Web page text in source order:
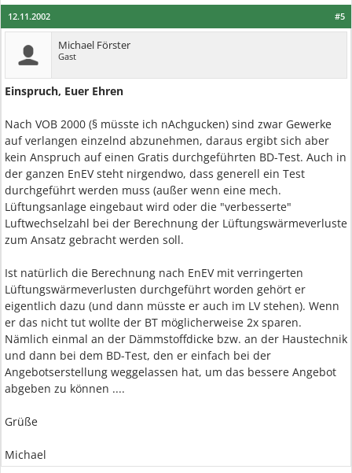
#5
12.11.2002
Michael Förster
Gast
Einspruch, Euer Ehren
Nach VOB 2000 (§ müsste ich nAchgucken) sind zwar Gewerke
auf verlangen einzelnd abzunehmen, daraus ergibt sich aber
kein Anspruch auf einen Gratis durchgeführten BD-Test. Auch in
der ganzen EnEV steht nirgendwo, dass generell ein Test
durchgeführt werden muss (außer wenn eine mech.
Lüftungsanlage eingebaut wird oder die "verbesserte"
Luftwechselzahl bei der Berechnung der Lüftungswärmeverluste
zum Ansatz gebracht werden soll.
Ist natürlich die Berechnung nach EnEV mit verringerten
Lüftungswärmeverlusten durchgeführt worden gehört er
eigentlich dazu (und dann müsste er auch im LV stehen). Wenn
er das nicht tut wollte der BT möglicherweise 2x sparen.
Nämlich einmal an der Dämmstoffdicke bzw. an der Haustechnik
und dann bei dem BD-Test, den er einfach bei der
Angebotserstellung weggelassen hat, um das bessere Angebot
abgeben zu können ....
Grüße
Michael